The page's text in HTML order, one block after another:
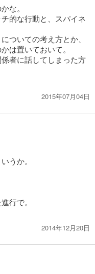
な。
的な行動と、スパイネ
ついての考え方とか、
は置いておいて。
者に話してしまった方
2015年07月04日
うか。
行で。
2014年12月20日